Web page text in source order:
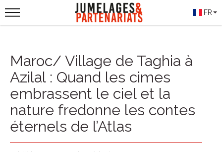
FR
Maroc/ Village de Taghia à
Azilal : Quand les cimes
embrassent le ciel et la
nature fredonne les contes
éternels de l’Atlas